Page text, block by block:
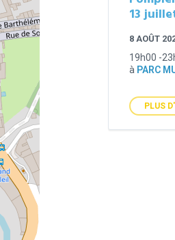
13
8 AOÛT
19h00 -
à PARC
PLUS